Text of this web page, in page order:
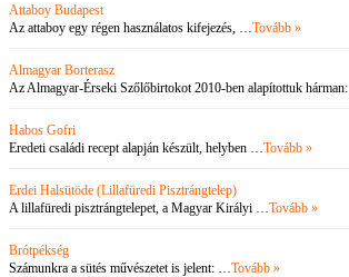
Attaboy Budapest
Az attaboy egy régen használatos kifejezés, … Tovább »
Almagyar Borterasz
Az Almagyar-Érseki Szőlőbirtokot 2010-ben alapítottuk
Habos Gofri
Eredeti családi recept alapján készült, helyben … Tovább »
Erdei Halsütöde (Lillafüredi Pisztrángtelep)
A lillafüredi pisztrángtelepet, a Magyar Királyi … Tovább »
Brótpékség
Számunkra a sütés művészetet is jelent: … Tovább »